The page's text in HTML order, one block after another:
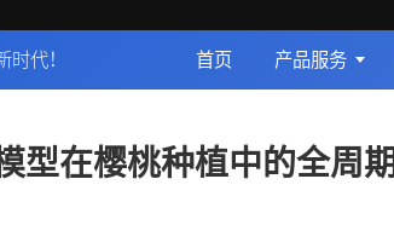
时代！ 首页 产品服务
型在樱桃种植中的全周